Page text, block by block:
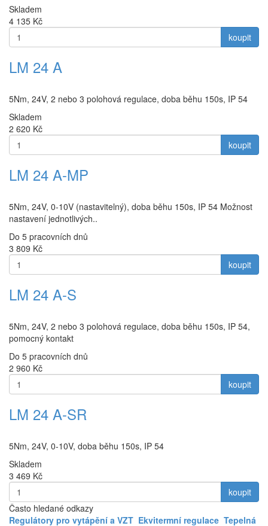
Skladem
4 135 Kč
koupit
LM 24 A
5Nm, 24V, 2 nebo 3 polohová regulace, doba běhu 150s, IP 54
Skladem
2 620 Kč
koupit
LM 24 A-MP
5Nm, 24V, 0-10V (nastavitelný), doba běhu 150s, IP 54 Možnost
nastavení jednotlivých..
Do 5 pracovních dnů
3 809 Kč
koupit
LM 24 A-S
5Nm, 24V, 2 nebo 3 polohová regulace, doba běhu 150s, IP 54,
pomocný kontakt
Do 5 pracovních dnů
2 960 Kč
koupit
LM 24 A-SR
5Nm, 24V, 0-10V, doba běhu 150s, IP 54
Skladem
3 469 Kč
koupit
Často hledané odkazy
Regulátory pro vytápění a VZT Ekvitermní regulace Tepelná